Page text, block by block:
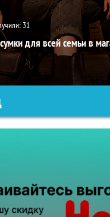
31
для всей семьи в